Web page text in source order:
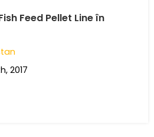
Feed Pellet Line în
2017